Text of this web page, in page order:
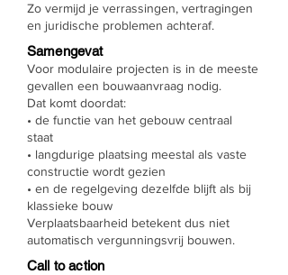
Zo vermijd je verrassingen, vertragingen
en juridische problemen achteraf.
Samengevat
Voor modulaire projecten is in de meeste
gevallen een bouwaanvraag nodig.
Dat komt doordat:
• de functie van het gebouw centraal
staat
• langdurige plaatsing meestal als vaste
constructie wordt gezien
• en de regelgeving dezelfde blijft als bij
klassieke bouw
Verplaatsbaarheid betekent dus niet
automatisch vergunningsvrij bouwen.
Call to action